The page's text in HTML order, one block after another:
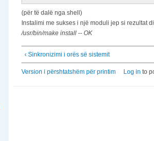
(për të dalë nga shell)
Instalimi me sukses i një moduli jep si rezultat
/usr/bin/make install -- OK
‹ Sinkronizimi i orës së sistemit
Version i përshtatshëm për printim Log in to